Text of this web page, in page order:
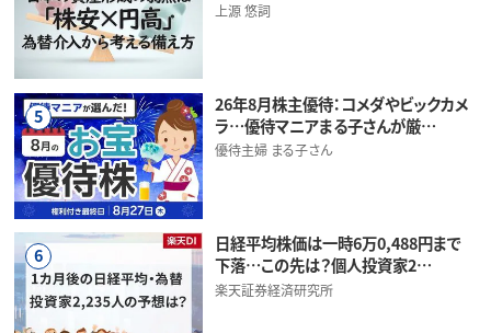
上源 悠詞
5
26年8月株主優待：コメダやビックカメ
ラ…優待マニアまる子さんが厳…
優待主婦 まる子さん
6
日経平均株価は一時6万0,488円まで
下落…この先は？個人投資家2…
楽天証券経済研究所